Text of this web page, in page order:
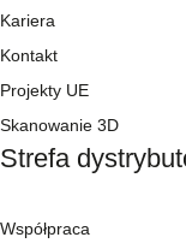
Kariera
Kontakt
Projekty UE
Skanowanie 3D
Strefa
Współpraca